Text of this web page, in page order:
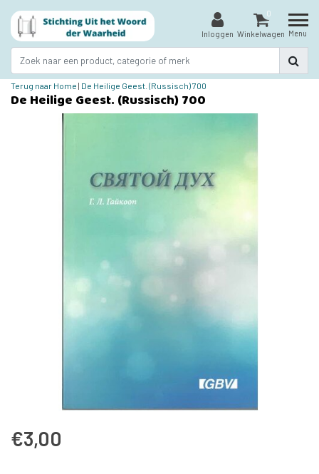
Inloggen
0
Winkelwagen Menu
Terug naar Home | De Heilige Geest. (Russisch) 700
De Heilige Geest. (Russisch) 700
€3,00